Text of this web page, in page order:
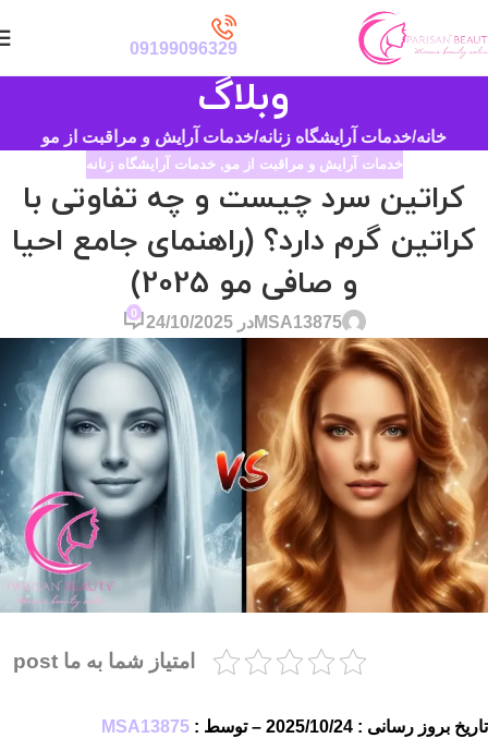
09199096329
وبلاگ
خانه خدمات آرایشگاه زنانه خدمات آرایش و مراقبت از مو
خدمات آرایش و مراقبت از مو,خدمات آرایشگاه زنانه
کراتین سرد چیست و چه تفاوتی با
کراتین گرم دارد؟ (راهنمای جامع احیا
و صافی مو 2025)
MSA13875در 24/10/2025
0
امتیاز شما به ما post
تاریخ بروز رسانی : 2025/10/24 – توسط : MSA13875